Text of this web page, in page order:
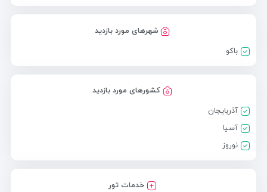
شهرهای مورد بازدید
باکو
کشورهای مورد بازدید
آذربایجان
آسیا
نوروز
خدمات تور